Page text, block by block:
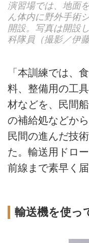
演習場では、地面
ん体内に野外手術
開設。写真は開設
科隊員（撮影／伊藤
「本訓練では、
料、整備用の工
材などを、民間
の補給処などか
民間の進んだ技
た。輸送用ドロ
前線まで素早く
輸送機を使っ